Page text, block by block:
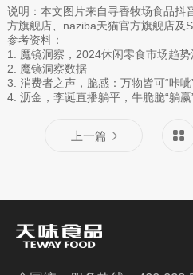
说明：本文图片来自寻香牧场食品抖
方旗舰店、naziba天猫官方旗舰店及
参考资料：
1. 魔镜洞察，2024休闲零食市场趋
2. 魔镜洞察数据
3. 消费者之声，脆感：万物皆可“咔
4. 沥金，李诞直播躺平，牛脆脆“躺
上一篇